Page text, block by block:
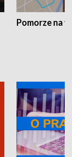
Pomorze na